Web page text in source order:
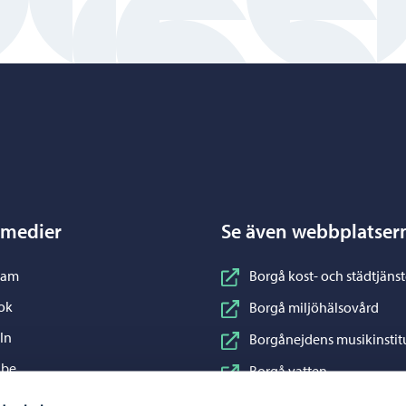
Se även
Borgå kost- och
Borgå miljöhälsovård
Borgånejdens
Borgå vatten